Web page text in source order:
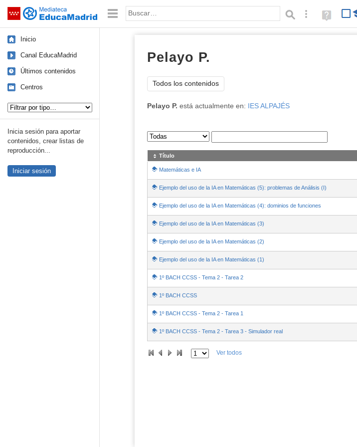
Saltar navegación Palabra o frase: Búsqueda avanzada
Ayuda
(en
Inicio
Canal EducaMadrid
Últimos contenidos
Centros
Inicia sesión para aportar
contenidos, crear listas de
reproducción...
Iniciar sesión
Pelayo P.
Todos los contenidos
Pelayo P. está actualmente en: IES ALPAJÉS
Sus archivos
Título
Matemáticas e IA
Ejemplo del uso de la IA en Matemáticas (5): problemas de Análisis (I)
Ejemplo del uso de la IA en Matemáticas (4): dominios de funciones
Ejemplo del uso de la IA en Matemáticas (3)
Ejemplo del uso de la IA en Matemáticas (2)
Ejemplo del uso de la IA en Matemáticas (1)
1º BACH CCSS - Tema 2 - Tarea 2
1º BACH CCSS
1º BACH CCSS - Tema 2 - Tarea 1
1º BACH CCSS - Tema 2 - Tarea 3 - Simulador real
Ver todos